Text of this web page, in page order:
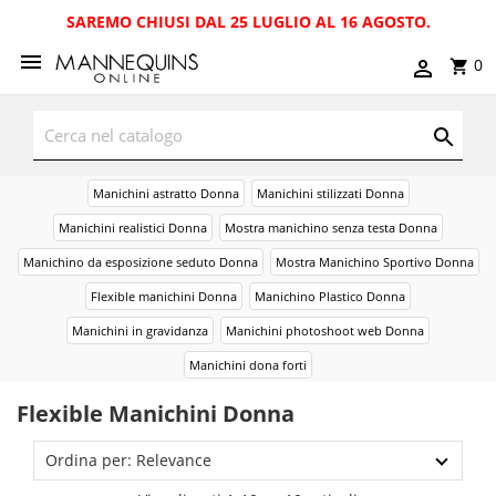
SAREMO CHIUSI DAL 25 LUGLIO AL 16 AGOSTO.
0
Manichini astratto Donna Manichini stilizzati Donna
Manichini realistici Donna Mostra manichino senza testa Donna
Manichino da esposizione seduto Donna Mostra Manichino Sportivo Donna
Flexible manichini Donna Manichino Plastico Donna
Manichini in gravidanza Manichini photoshoot web Donna
Manichini dona forti
Flexible Manichini Donna
Ordina per: Relevance